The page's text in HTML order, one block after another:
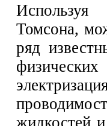
Томсона,
ряд
жидкостей